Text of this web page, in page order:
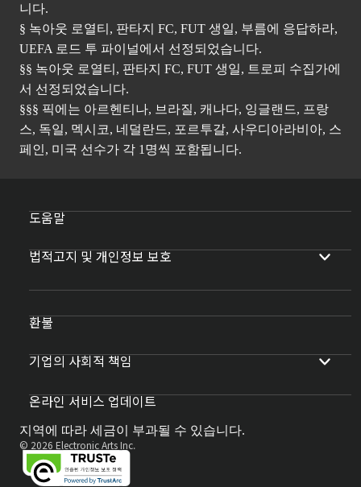
니다.
§ 녹아웃 로열티, 판타지 FC, FUT 생일, 부름에 응답하라,
UEFA 로드 투 파이널에서 선정되었습니다.
§§ 녹아웃 로열티, 판타지 FC, FUT 생일, 트로피 수집가에
서 선정되었습니다.
§§§ 픽에는 아르헨티나, 브라질, 캐나다, 잉글랜드, 프랑
스, 독일, 멕시코, 네덜란드, 포르투갈, 사우디아라비아, 스
페인, 미국 선수가 각 1명씩 포함됩니다.
도움말
법적고지 및 개인정보 보호
환불
기업의 사회적 책임
온라인 서비스 업데이트
지역에 따라 세금이 부과될 수 있습니다.
© 2026 Electronic Arts Inc.